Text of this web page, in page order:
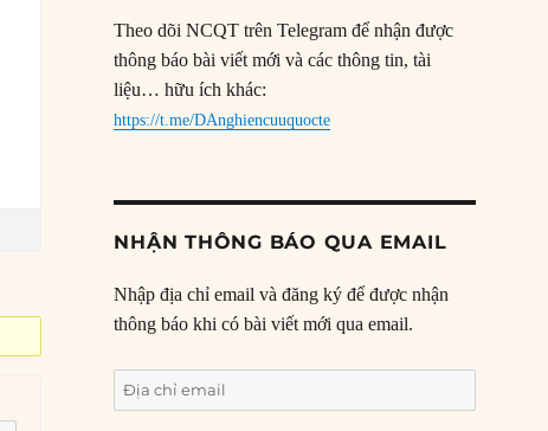
Theo dõi NCQT trên Telegram để nhận được
thông báo bài viết mới và các thông tin, tài
liệu… hữu ích khác:
https://t.me/DAnghiencuuquocte
NHẬN THÔNG BÁO QUA EMAIL
Nhập địa chỉ email và đăng ký để được nhận
thông báo khi có bài viết mới qua email.
Địa
chỉ